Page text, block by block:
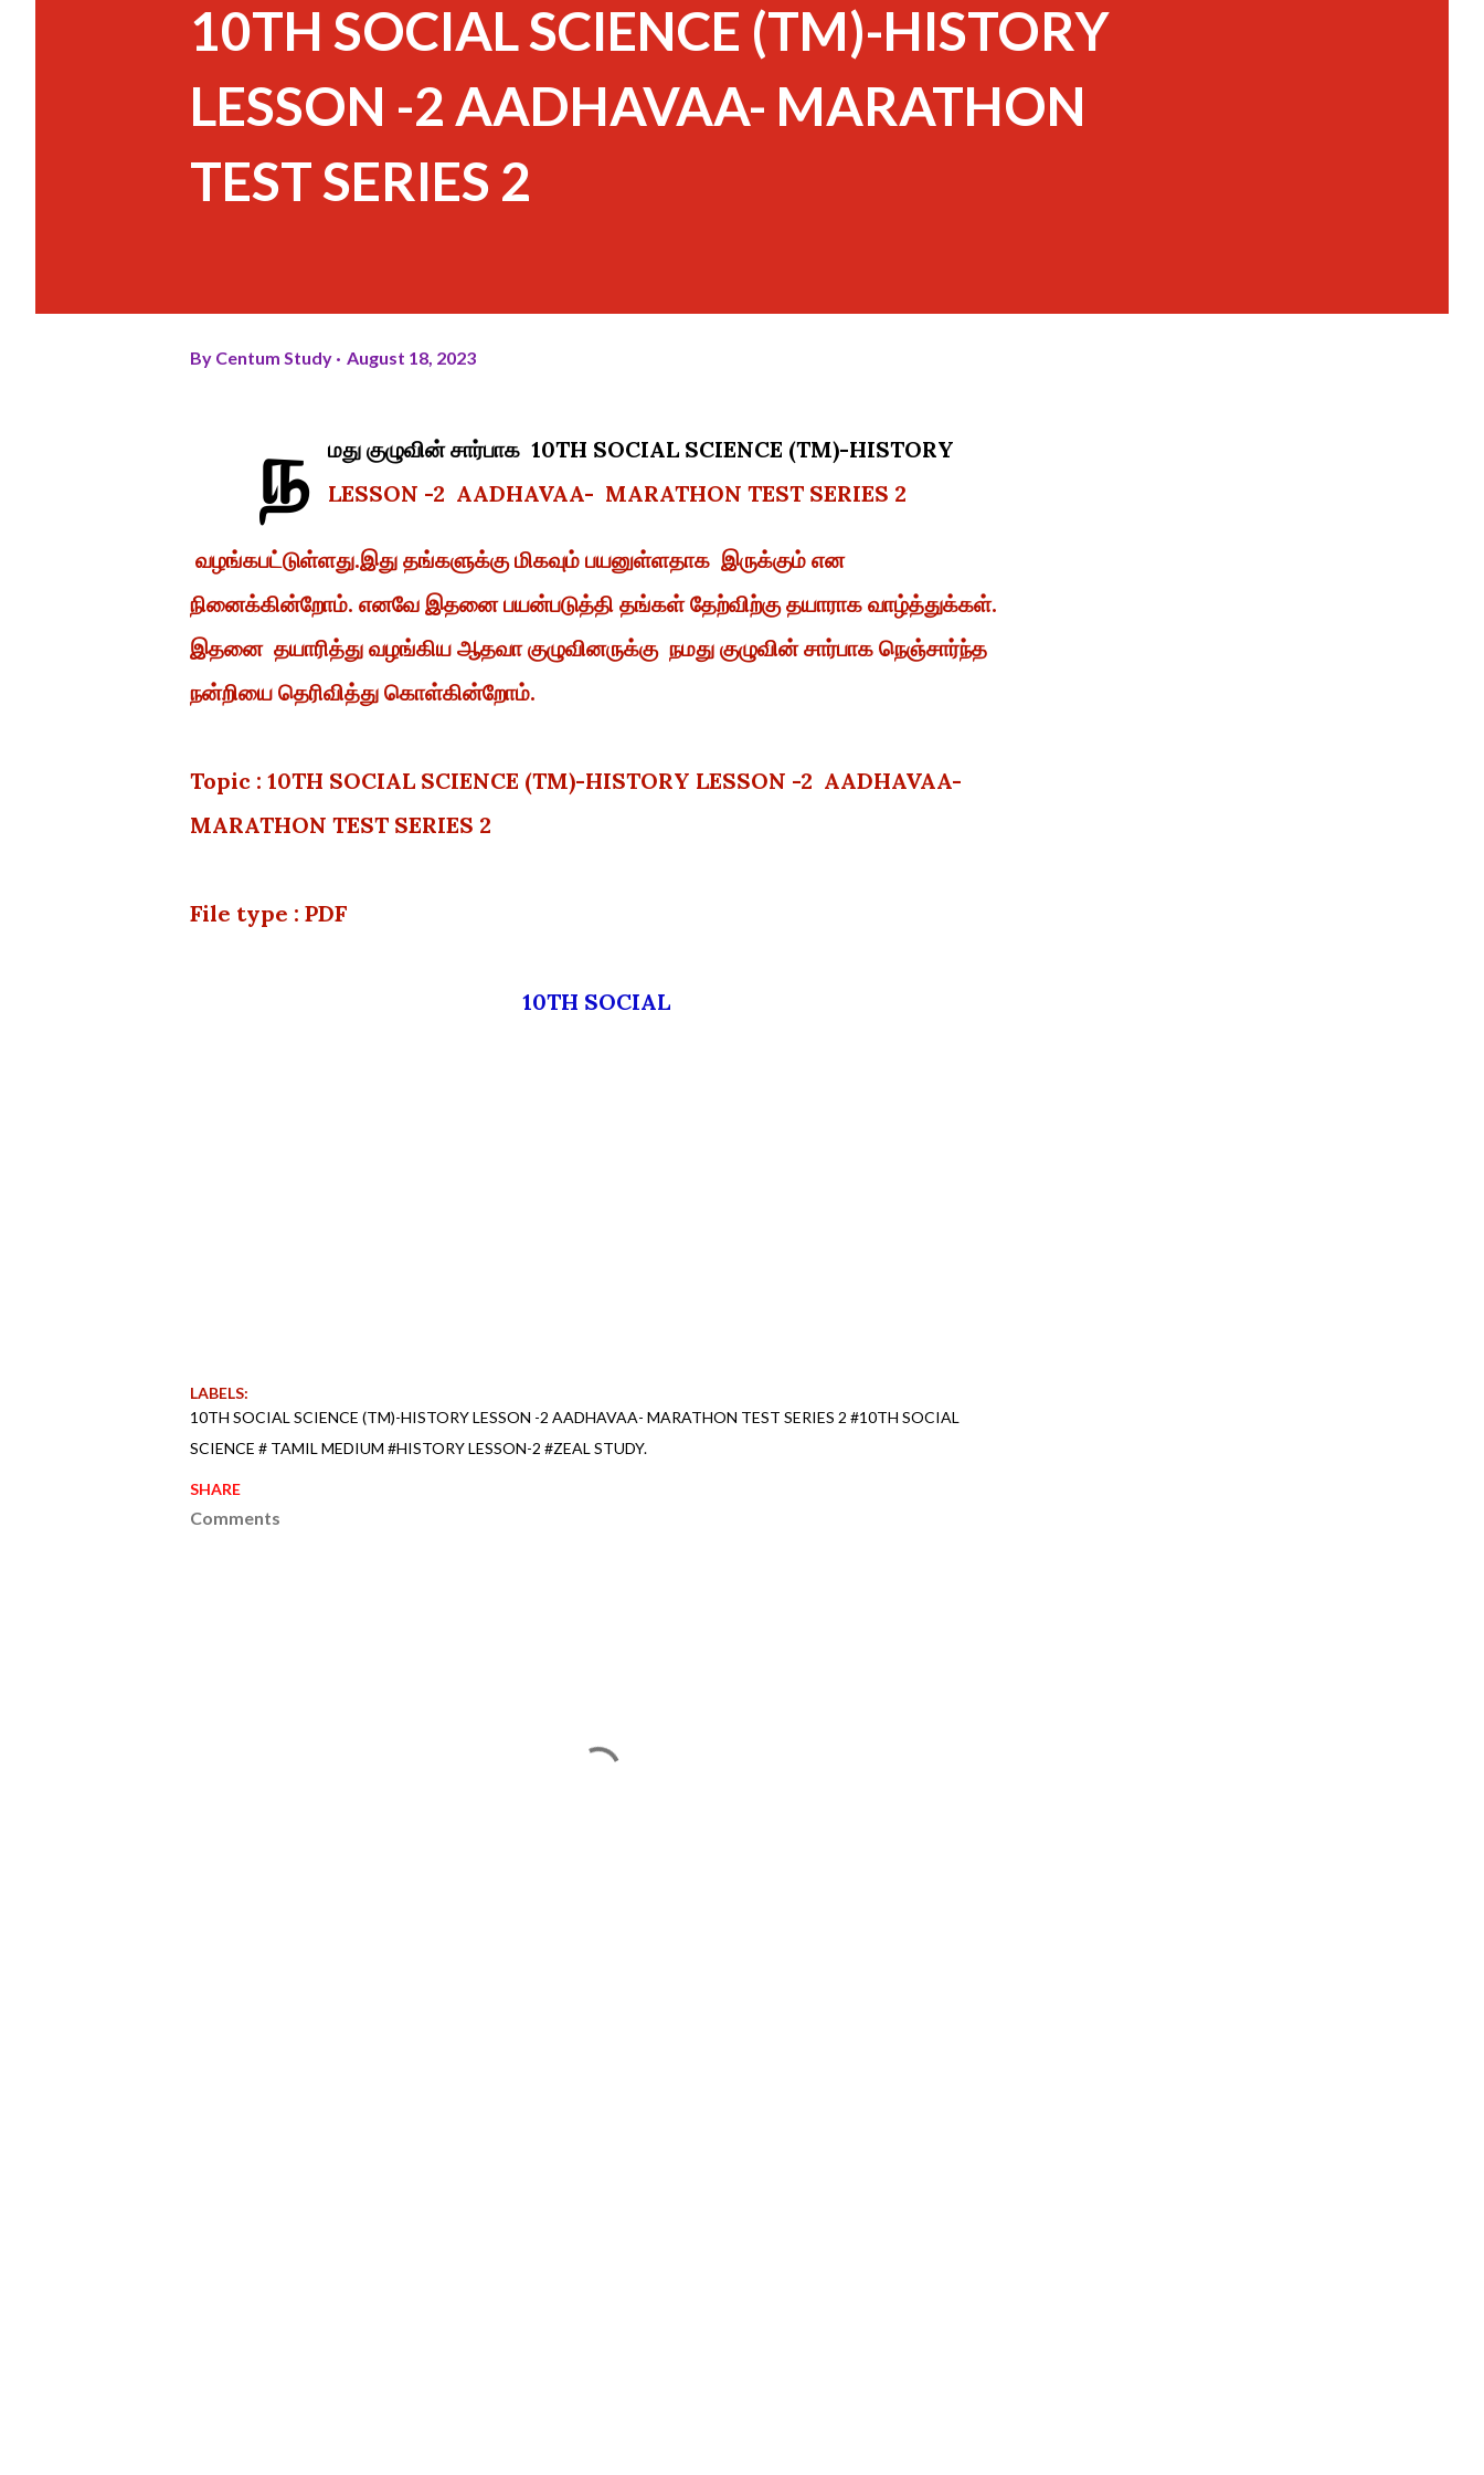
10TH SOCIAL SCIENCE (TM)-HISTORY
LESSON -2 AADHAVAA- MARATHON
TEST SERIES 2
By Centum Study August 18, 2023
ந
மது குழுவின் சார்பாக 10TH SOCIAL SCIENCE (TM)-HISTORY
LESSON -2 AADHAVAA- MARATHON TEST SERIES 2
வழங்கபட்டுள்ளது.இது தங்களுக்கு மிகவும் பயனுள்ளதாக இருக்கும் என
நினைக்கின்றோம். எனவே இதனை பயன்படுத்தி தங்கள் தேற்விற்கு தயாராக வாழ்த்துக்கள்.
இதனை தயாரித்து வழங்கிய ஆதவா குழுவினருக்கு நமது குழுவின் சார்பாக நெஞ்சார்ந்த
நன்றியை தெரிவித்து கொள்கின்றோம்.
Topic : 10TH SOCIAL SCIENCE (TM)-HISTORY LESSON -2 AADHAVAA-
MARATHON TEST SERIES 2
File type : PDF
10TH SOCIAL
LABELS:
10TH SOCIAL SCIENCE (TM)-HISTORY LESSON -2 AADHAVAA- MARATHON TEST SERIES 2 #10TH SOCIAL
SCIENCE # TAMIL MEDIUM #HISTORY LESSON-2 #ZEAL STUDY.
SHARE
Comments